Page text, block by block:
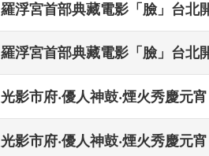
羅浮宮首部典藏電影「臉」台北
羅浮宮首部典藏電影「臉」台北
光影市府‧優人神鼓‧煙火秀慶元宵
光影市府‧優人神鼓‧煙火秀慶元宵